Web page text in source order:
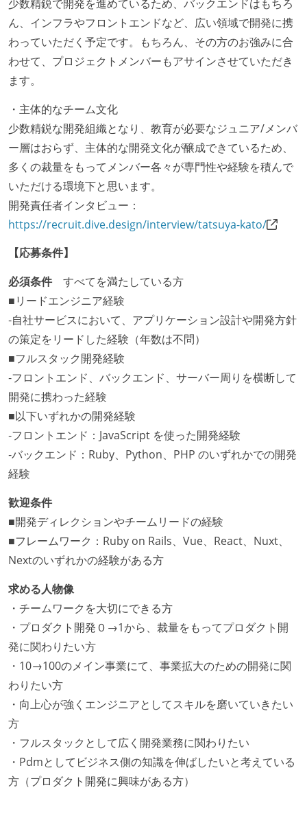
少数精鋭で開発を進めているため、バックエンドはもちろ
ん、インフラやフロントエンドなど、広い領域で開発に携
わっていただく予定です。もちろん、その方のお強みに合
わせて、プロジェクトメンバーもアサインさせていただき
ます。
・主体的なチーム文化
少数精鋭な開発組織となり、教育が必要なジュニア/メンバ
ー層はおらず、主体的な開発文化が醸成できているため、
多くの裁量をもってメンバー各々が専門性や経験を積んで
いただける環境下と思います。
開発責任者インタビュー：
https://recruit.dive.design/interview/tatsuya-kato/
【応募条件】
必須条件すべてを満たしている方
■リードエンジニア経験
‐自社サービスにおいて、アプリケーション設計や開発方針
の策定をリードした経験（年数は不問）
■フルスタック開発経験
‐フロントエンド、バックエンド、サーバー周りを横断して
開発に携わった経験
■以下いずれかの開発経験
‐フロントエンド：JavaScript を使った開発経験
‐バックエンド：Ruby、Python、PHP のいずれかでの開発
経験
歓迎条件
■開発ディレクションやチームリードの経験
■フレームワーク：Ruby on Rails、Vue、React、Nuxt、
Nextのいずれかの経験がある方
求める人物像
・チームワークを大切にできる方
・プロダクト開発０→1から、裁量をもってプロダクト開
発に関わりたい方
・10→100のメイン事業にて、事業拡大のための開発に関
わりたい方
・向上心が強くエンジニアとしてスキルを磨いていきたい
方
・フルスタックとして広く開発業務に関わりたい
・Pdmとしてビジネス側の知識を伸ばしたいと考えている
方（プロダクト開発に興味がある方）